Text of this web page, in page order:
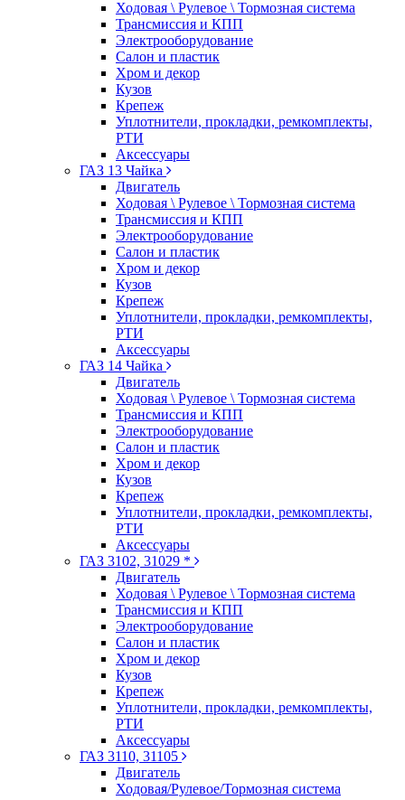
Ходовая \ Рулевое \ Тормозная система
Трансмиссия и КПП
Электрооборудование
Салон и пластик
Хром и декор
Кузов
Крепеж
Уплотнители, прокладки, ремкомплекты,
РТИ
Аксессуары
ГАЗ 13 Чайка
Двигатель
Ходовая \ Рулевое \ Тормозная система
Трансмиссия и КПП
Электрооборудование
Салон и пластик
Хром и декор
Кузов
Крепеж
Уплотнители, прокладки, ремкомплекты,
РТИ
Аксессуары
ГАЗ 14 Чайка
Двигатель
Ходовая \ Рулевое \ Тормозная система
Трансмиссия и КПП
Электрооборудование
Салон и пластик
Хром и декор
Кузов
Крепеж
Уплотнители, прокладки, ремкомплекты,
РТИ
Аксессуары
ГАЗ 3102, 31029 *
Двигатель
Ходовая \ Рулевое \ Тормозная система
Трансмиссия и КПП
Электрооборудование
Салон и пластик
Хром и декор
Кузов
Крепеж
Уплотнители, прокладки, ремкомплекты,
РТИ
Аксессуары
ГАЗ 3110, 31105
Двигатель
Ходовая/Рулевое/Тормозная система